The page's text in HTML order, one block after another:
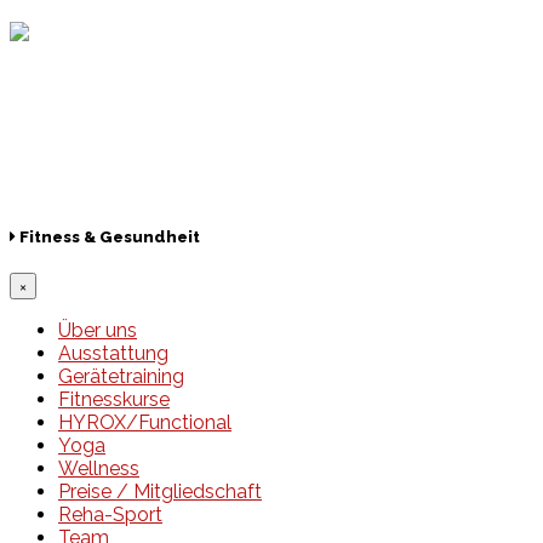
Fitness & Gesundheit
×
Über uns
Ausstattung
Gerätetraining
Fitnesskurse
HYROX/Functional
Yoga
Wellness
Preise / Mitgliedschaft
Reha-Sport
Team